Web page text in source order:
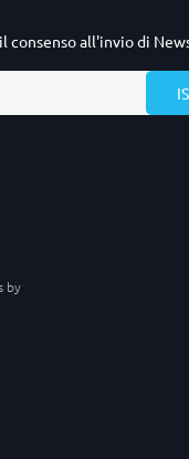
consenso all'invio di
by